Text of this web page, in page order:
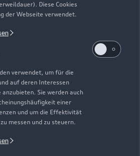
Diese Cookies
der Webseite verwendet.
verwendet, um für die
auf deren Interessen
Sie werden auch
einer
und um die Effektivität
messen und zu steuern.
Zurück nach oben